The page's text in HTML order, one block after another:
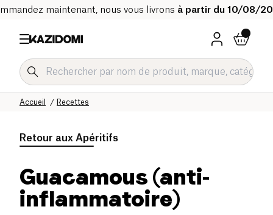
maintenant, nous vous livrons à partir du 10/08/
Recettes
Accueil
Retour aux Apéritifs
Guacamous (anti-
inflammatoire)